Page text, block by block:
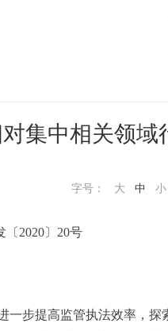
集中相关领域
字号： 大 中 小
〔2020〕20号
步提高监管执法效率，探